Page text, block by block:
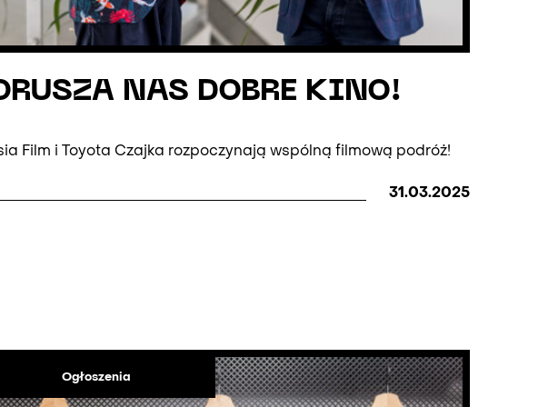
NAS DOBRE KINO!
Film i Toyota Czajka rozpoczynają wspólną filmową podróż!
31.03.2025
Ogłoszenia